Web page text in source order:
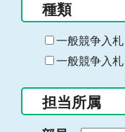
種類
一般競争入札
一般競争入札
担当所属